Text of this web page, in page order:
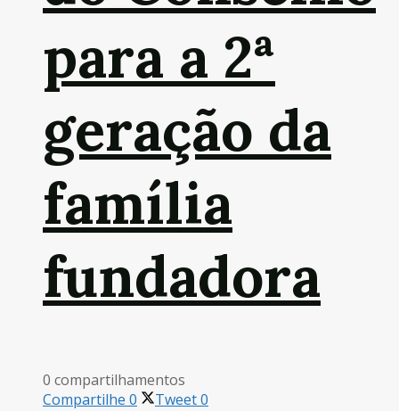
para a 2ª
geração da
família
fundadora
0 compartilhamentos
Compartilhe 0 Tweet0